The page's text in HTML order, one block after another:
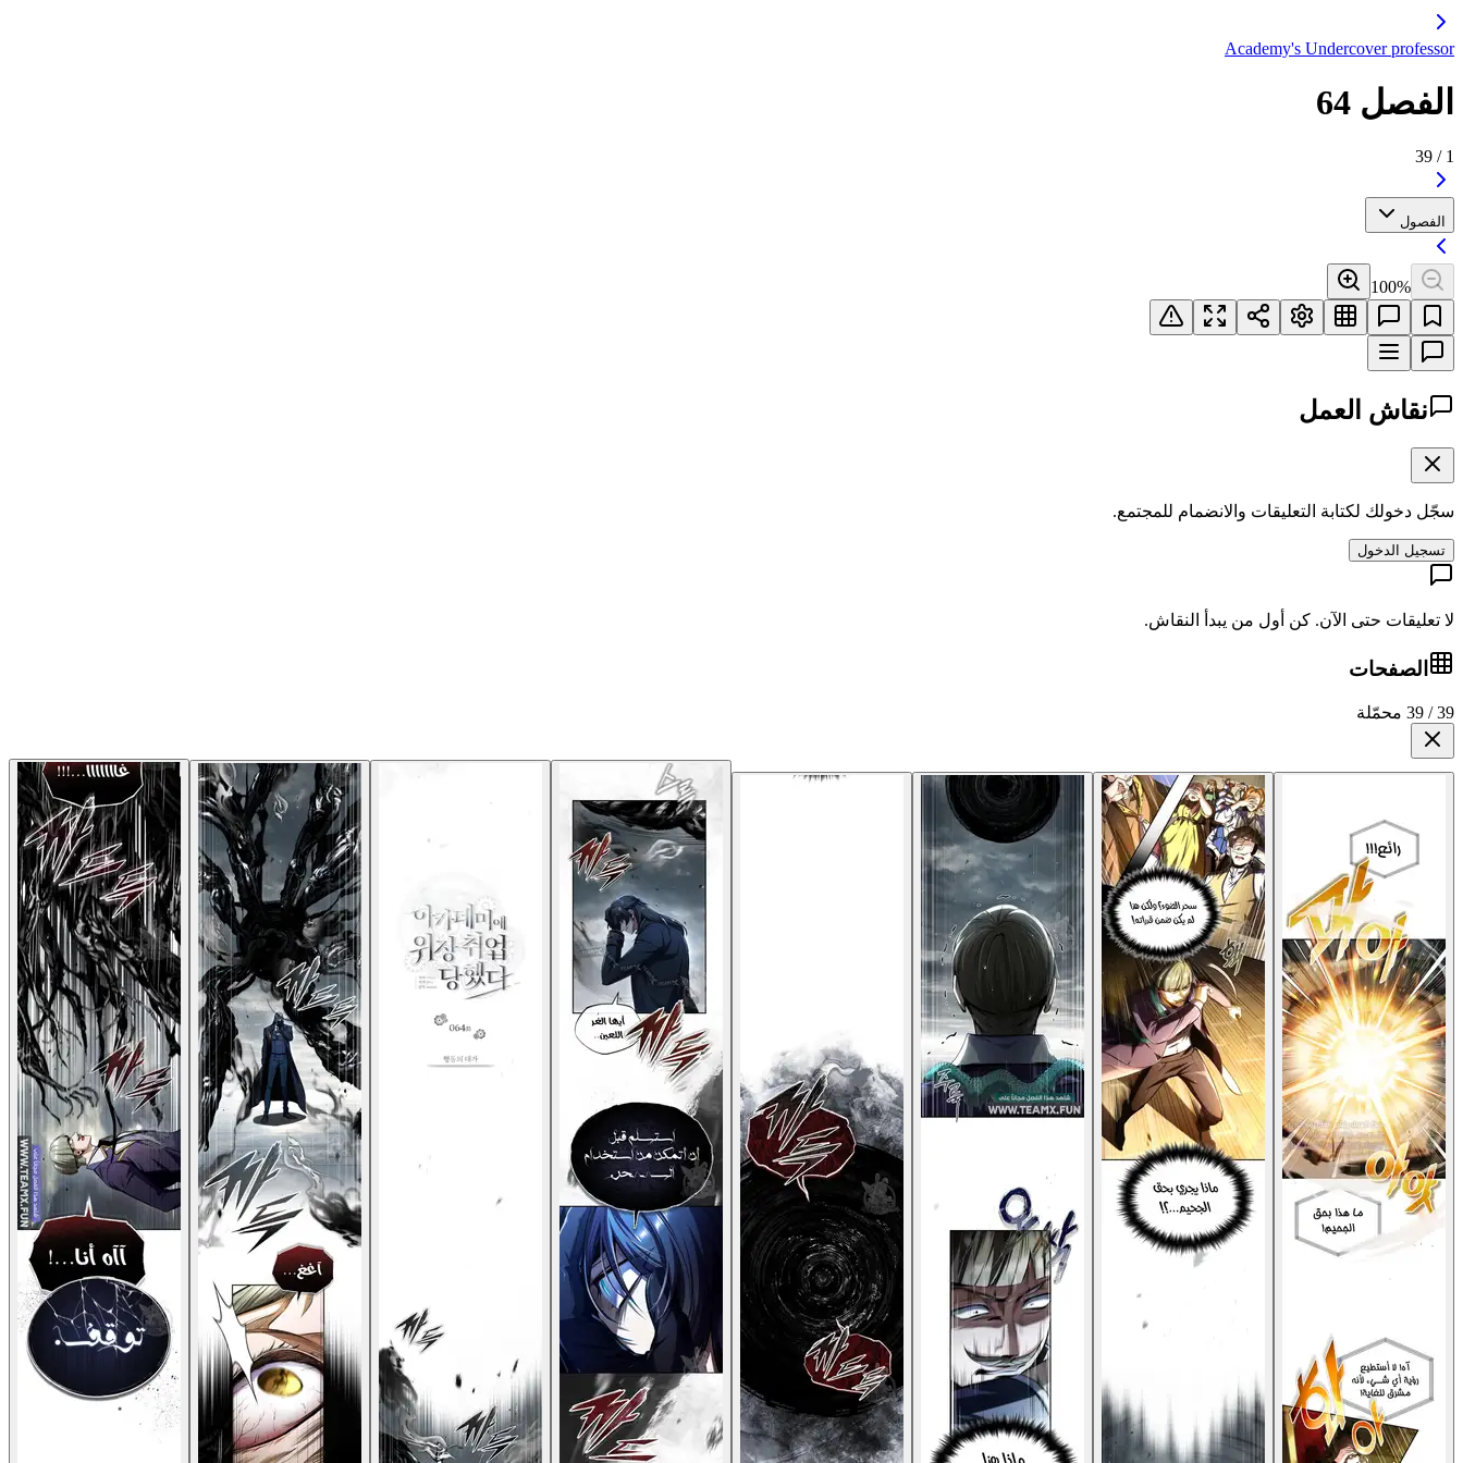
Academy's Undercover professor
الفصل 64
1
/
39
الفصول
100%
نقاش العمل
سجّل دخولك لكتابة التعليقات والانضمام للمجتمع.
تسجيل الدخول
لا تعليقات حتى الآن. كن أول من يبدأ النقاش.
الصفحات
39 / 39 محمّلة